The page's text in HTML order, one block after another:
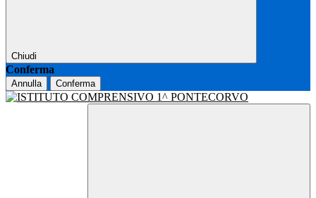
Chiudi
Conferma
Annulla Conferma